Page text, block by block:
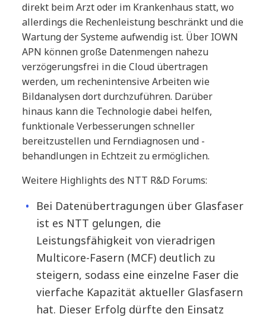
direkt beim Arzt oder im Krankenhaus statt, wo
allerdings die Rechenleistung beschränkt und die
Wartung der Systeme aufwendig ist. Über IOWN
APN können große Datenmengen nahezu
verzögerungsfrei in die Cloud übertragen
werden, um rechenintensive Arbeiten wie
Bildanalysen dort durchzuführen. Darüber
hinaus kann die Technologie dabei helfen,
funktionale Verbesserungen schneller
bereitzustellen und Ferndiagnosen und -
behandlungen in Echtzeit zu ermöglichen.
Weitere Highlights des NTT R&D Forums:
Bei Datenübertragungen über Glasfaser
ist es NTT gelungen, die
Leistungsfähigkeit von vieradrigen
Multicore-Fasern (MCF) deutlich zu
steigern, sodass eine einzelne Faser die
vierfache Kapazität aktueller Glasfasern
hat. Dieser Erfolg dürfte den Einsatz